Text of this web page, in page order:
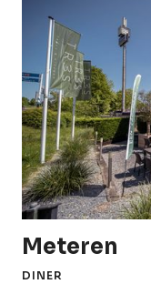
Meteren
DINER